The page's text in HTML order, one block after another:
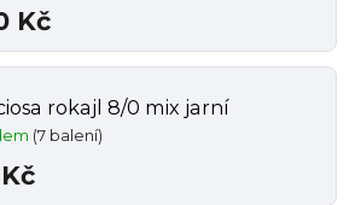
Kč
rokajl 8/0 mix jarní
(7 balení)